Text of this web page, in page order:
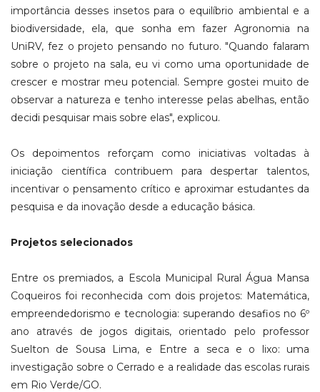
importância desses insetos para o equilíbrio ambiental e a
biodiversidade, ela, que sonha em fazer Agronomia na
UniRV, fez o projeto pensando no futuro. "Quando falaram
sobre o projeto na sala, eu vi como uma oportunidade de
crescer e mostrar meu potencial. Sempre gostei muito de
observar a natureza e tenho interesse pelas abelhas, então
decidi pesquisar mais sobre elas", explicou.
Os depoimentos reforçam como iniciativas voltadas à
iniciação científica contribuem para despertar talentos,
incentivar o pensamento crítico e aproximar estudantes da
pesquisa e da inovação desde a educação básica.
Projetos selecionados
Entre os premiados, a Escola Municipal Rural Água Mansa
Coqueiros foi reconhecida com dois projetos: Matemática,
empreendedorismo e tecnologia: superando desafios no 6º
ano através de jogos digitais, orientado pelo professor
Suelton de Sousa Lima, e Entre a seca e o lixo: uma
investigação sobre o Cerrado e a realidade das escolas rurais
em Rio Verde/GO.